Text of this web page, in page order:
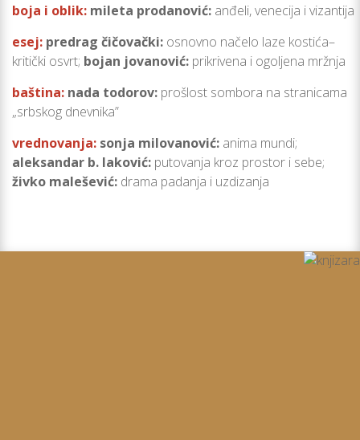
boja i oblik: mileta prodanović: anđeli, venecija i vizantija
esej: predrag čičovački: osnovno načelo laze kostića–
kritički osvrt; bojan jovanović: prikrivena i ogoljena mržnja
baština: nada todorov: prošlost sombora na stranicama
„srbskog dnevnika”
vrednovanja: sonja milovanović: anima mundi;
aleksandar b. laković: putovanja kroz prostor i sebe;
živko malešević: drama padanja i uzdizanja